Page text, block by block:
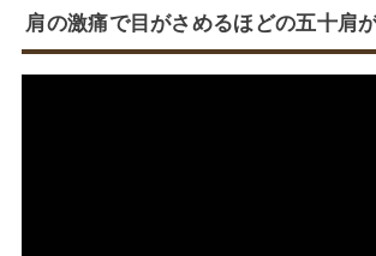
肩の激痛で目がさめるほどの五十肩